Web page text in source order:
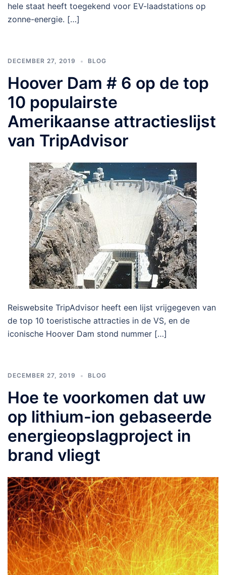
hele staat heeft toegekend voor EV-laadstations op
zonne-energie. […]
DECEMBER 27, 2019 BLOG
Hoover Dam # 6 op de top
10 populairste
Amerikaanse attractieslijst
van TripAdvisor
Reiswebsite TripAdvisor heeft een lijst vrijgegeven van
de top 10 toeristische attracties in de VS, en de
iconische Hoover Dam stond nummer […]
DECEMBER 27, 2019 BLOG
Hoe te voorkomen dat uw
op lithium-ion gebaseerde
energieopslagproject in
brand vliegt